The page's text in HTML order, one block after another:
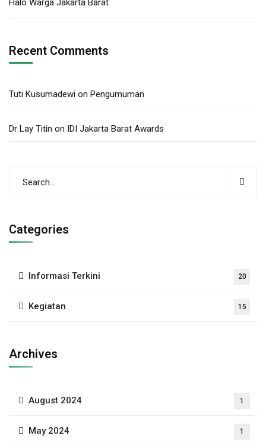
Halo Warga Jakarta Barat
Recent Comments
Tuti Kusumadewi on Pengumuman
Dr Lay Titin on IDI Jakarta Barat Awards
Categories
Informasi Terkini 20
Kegiatan 15
Archives
August 2024 1
May 2024 1